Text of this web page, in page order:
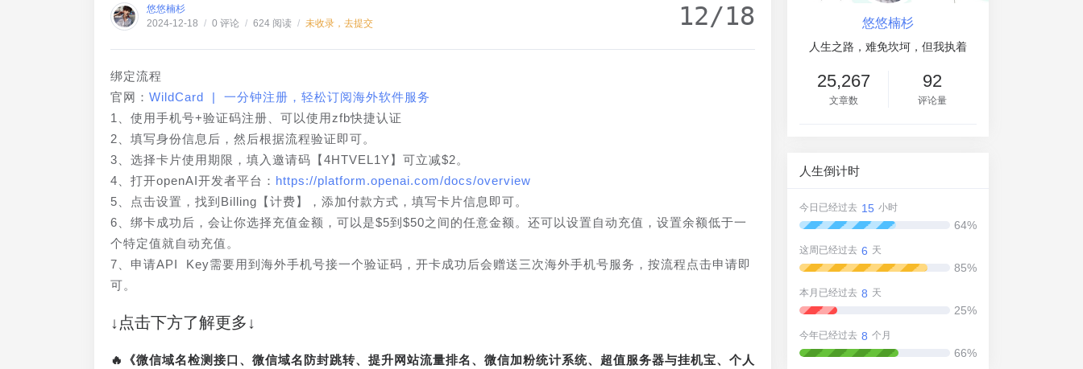
悠悠楠杉
2024-12-18 / 0 评论 / 624 阅读 / 未收录，去提交 12/18
绑定流程
官网： WildCard | 一分钟注册，轻松订阅海外软件服务
1、使用手机号+验证码注册、可以使用zfb快捷认证
2、填写身份信息后，然后根据流程验证即可。
3、选择卡片使用期限，填入邀请码【4HTVEL1Y】可立减$2。
4、打开openAI开发者平台： https://platform.openai.com/docs/overview
5、点击设置，找到Billing【计费】，添加付款方式，填写卡片信息即可。
6、绑卡成功后，会让你选择充值金额，可以是$5到$50之间的任意金额。还可以设置自动充值，设置余额低于一
个特定值就自动充值。
7、申请API Key需要用到海外手机号接一个验证码，开卡成功后会赠送三次海外手机号服务，按流程点击申请即
可。
↓点击下方了解更多↓
🔥《微信域名检测接口、微信域名防封跳转、提升网站流量排名、微信加粉统计系统、超值服务器与挂机宝、个人
悠悠楠杉
人生之路，难免坎坷，但我执着
25,267
文章数
92
评论量
人生倒计时
今日已经过去 15 小时
64%
这周已经过去 6 天
85%
本月已经过去 8 天
25%
今年已经过去 8 个月
66%